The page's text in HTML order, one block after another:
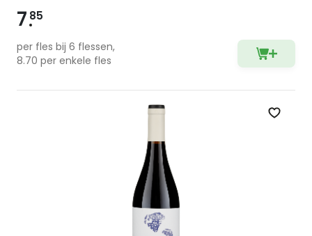
7 85
per fles bij 6 flessen,
8.70 per enkele fles
Zet